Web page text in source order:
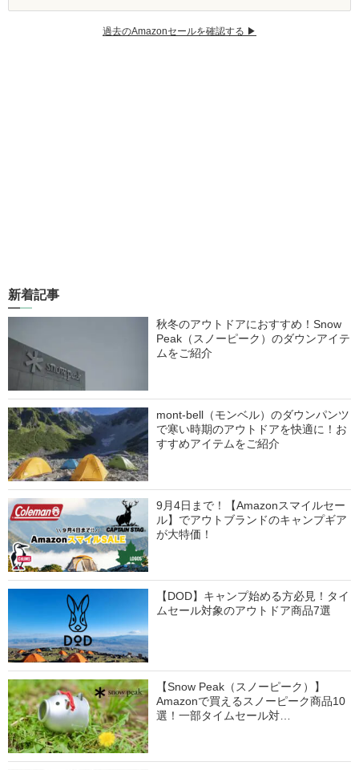
過去のAmazonセールを確認する ▶︎
新着記事
秋冬のアウトドアにおすすめ！Snow
Peak（スノーピーク）のダウンアイテ
ムをご紹介
mont-bell（モンベル）のダウンパンツ
で寒い時期のアウトドアを快適に！お
すすめアイテムをご紹介
9月4日まで！【Amazonスマイルセー
ル】でアウトブランドのキャンプギア
が大特価！
【DOD】キャンプ始める方必見！タイ
ムセール対象のアウトドア商品7選
【Snow Peak（スノーピーク）】
Amazonで買えるスノーピーク商品10
選！一部タイムセール対…